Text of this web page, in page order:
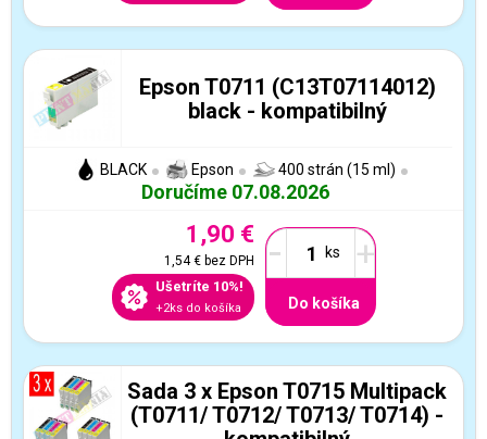
Epson T0711 (C13T07114012)
black - kompatibilný
BLACK Epson 400 strán (15 ml)
Doručíme 07.08.2026
1,90 €
1,54 €bez DPH
Ušetríte 10%!
+2ks do košíka
- +
Do košíka
Sada 3 x Epson T0715 Multipack
(T0711/ T0712/ T0713/ T0714) -